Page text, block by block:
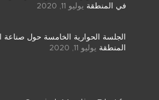
في المنطقة يوليو 11, 2020
الجلسة الحوارية الخامسة حول
المنطقة يوليو 11, 2020